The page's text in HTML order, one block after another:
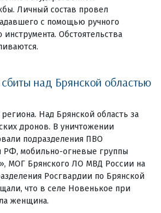
Личный состав провел
с помощью ручного
Обстоятельства
над Брянской областью
Над Брянской область за
дронов. В уничтожении
подразделения ПВО
РФ, мобильно-огневые группы
МОГ Брянского ЛО МВД России на
Росгвардии по Брянской
что в селе Новенькое при
женщина.